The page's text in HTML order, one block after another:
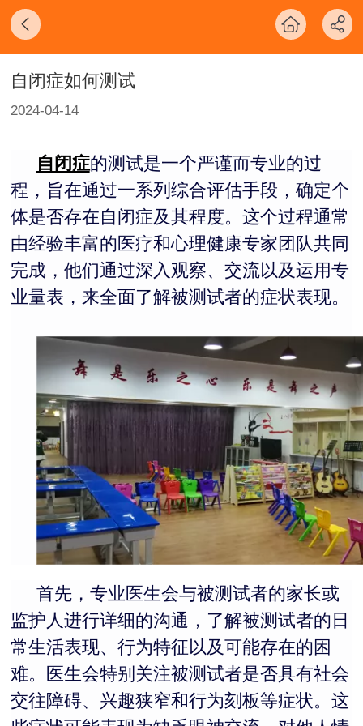
自闭症如何测试
2024-04-14
自闭症的测试是一个严谨而专业的过
程，旨在通过一系列综合评估手段，确定个
体是否存在自闭症及其程度。这个过程通常
由经验丰富的医疗和心理健康专家团队共同
完成，他们通过深入观察、交流以及运用专
业量表，来全面了解被测试者的症状表现。
首先，专业医生会与被测试者的家长或
监护人进行详细的沟通，了解被测试者的日
常生活表现、行为特征以及可能存在的困
难。医生会特别关注被测试者是否具有社会
交往障碍、兴趣狭窄和行为刻板等症状。这